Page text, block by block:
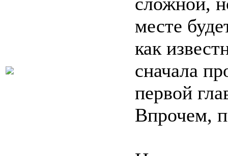
месте
как
сначала
первой
Впрочем,